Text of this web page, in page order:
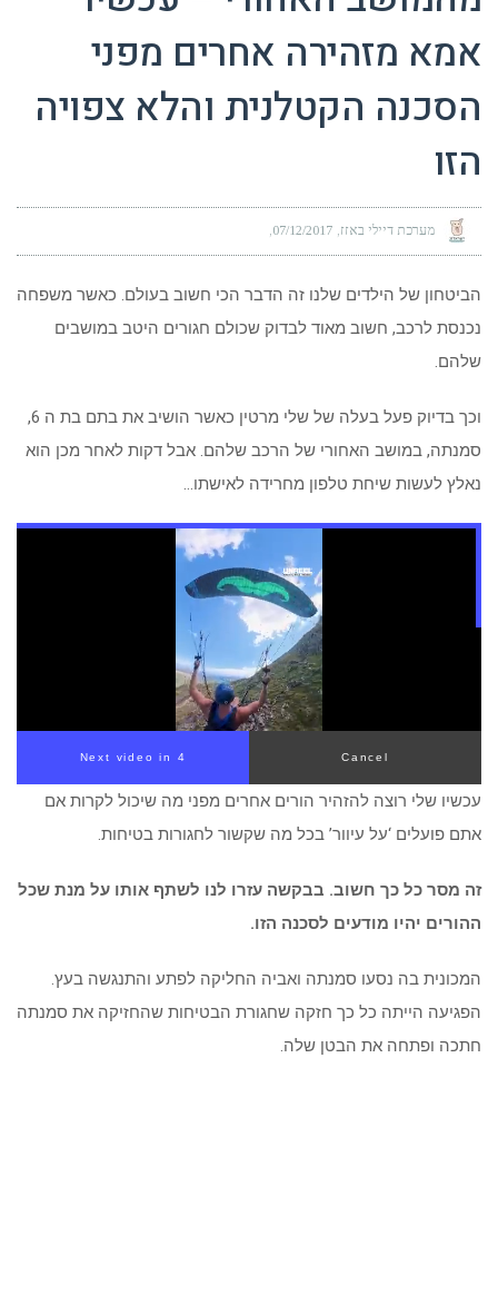
אמא מזהירה אחרים מפני
הסכנה הקטלנית והלא צפויה
הזו
מערכת דיילי באזז 07/12/2017
הביטחון של הילדים שלנו זה הדבר הכי חשוב בעולם. כאשר משפחה
נכנסת לרכב, חשוב מאוד לבדוק שכולם חגורים היטב במושבים
שלהם.
וכך בדיוק פעל בעלה של שלי מרטין כאשר הושיב את בתם בת ה 6,
סמנתה, במושב האחורי של הרכב שלהם. אבל דקות לאחר מכן הוא
נאלץ לעשות שיחת טלפון מחרידה לאישתו…
Next video in 3 Cancel
עכשיו שלי רוצה להזהיר הורים אחרים מפני מה שיכול לקרות אם
אתם פועלים ‘על עיוור’ בכל מה שקשור לחגורות בטיחות.
זה מסר כל כך חשוב. בבקשה עזרו לנו לשתף אותו על מנת שכל
ההורים יהיו מודעים לסכנה הזו.
המכונית בה נסעו סמנתה ואביה החליקה לפתע והתנגשה בעץ.
הפגיעה הייתה כל כך חזקה שחגורת הבטיחות שהחזיקה את סמנתה
חתכה ופתחה את הבטן שלה.